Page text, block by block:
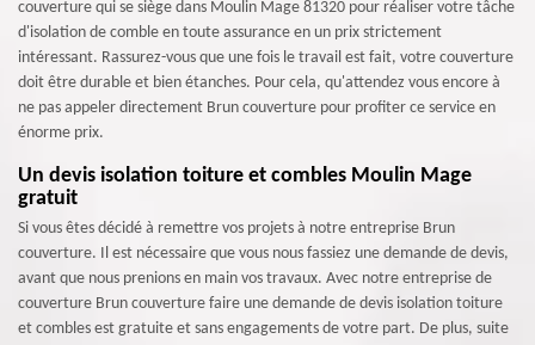
couverture qui se siège dans Moulin Mage 81320 pour réaliser votre tâche
d'isolation de comble en toute assurance en un prix strictement
intéressant. Rassurez-vous que une fois le travail est fait, votre couverture
doit être durable et bien étanches. Pour cela, qu'attendez vous encore à
ne pas appeler directement Brun couverture pour profiter ce service en
énorme prix.
Un devis isolation toiture et combles Moulin Mage
gratuit
Si vous êtes décidé à remettre vos projets à notre entreprise Brun
couverture. Il est nécessaire que vous nous fassiez une demande de devis,
avant que nous prenions en main vos travaux. Avec notre entreprise de
couverture Brun couverture faire une demande de devis isolation toiture
et combles est gratuite et sans engagements de votre part. De plus, suite